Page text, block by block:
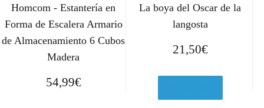
Homcom - Estantería en
Forma de Escalera Armario
de Almacenamiento 6 Cubos
Madera
54,99€
La boya del Oscar de la
langosta
21,50€